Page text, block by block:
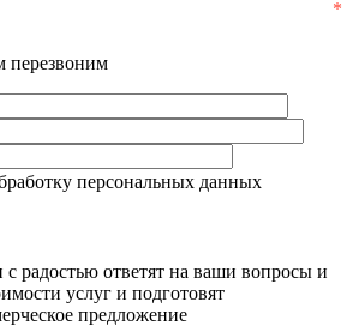
перезвоним
персональных данных
радостью ответят на ваши вопросы и
услуг и подготовят
предложение